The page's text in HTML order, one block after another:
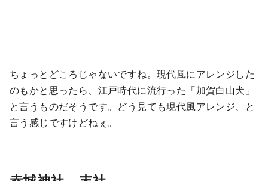
ちょっとどころじゃないですね。現代風にアレンジした
のもかと思ったら、江戸時代に流行った「加賀白山犬」
と言うものだそうです。どう見ても現代風アレンジ、と
言う感じですけどねぇ。